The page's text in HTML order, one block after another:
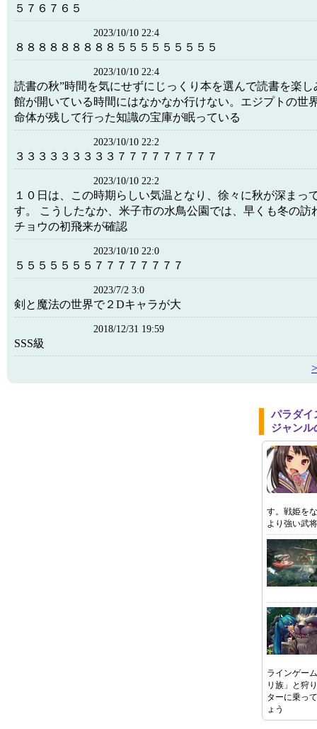
５７６７６５
2023/10/10 22:4
８８８８８８８８８５５５５５５５５５
2023/10/10 22:4
読書の秋”時間を気にせずにじっくり本を選んで読書を楽
館が開いている時間にはなかなか行けない。エジプトの世
命体が残して行った知識の宝庫が眠っている
2023/10/10 22:2
３３３３３３３３３７７７７７７７７７
2023/10/10 22:2
１０日は、この時期らしい気温となり、徐々に秋が深まっ
す。 こうしたなか、米子市の水鳥公園では、早くも冬の訪
チョウの初飛来が確認
2023/10/10 22:0
５５５５５５５７７７７７７７７
2023/7/2 3:0
剣と魔法の世界で２Dキャラが大
2018/12/31 19:59
SSS級
パラダ
ジャンル
す。戦姫を
より強い武
ラインゲー
リ族」と狩
ターに乗っ
ょう